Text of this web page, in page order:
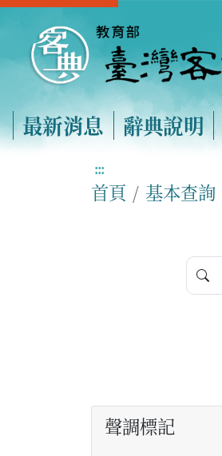
最新消息 辭典說明
:::
首頁 基本查詢
聲調標記